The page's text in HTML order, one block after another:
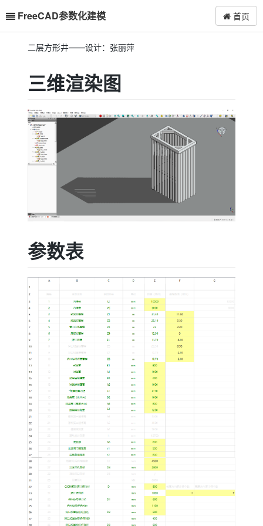
FreeCAD参数化建模 首页
二层方形井——设计：张丽萍
三维渲染图
参数表